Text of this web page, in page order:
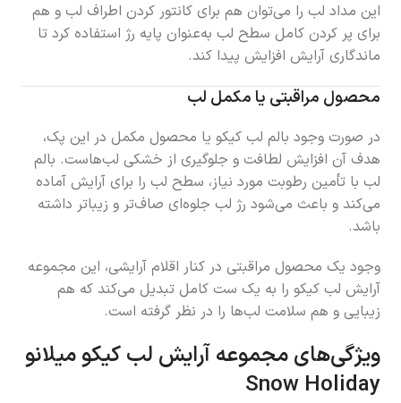
این مداد لب را می‌توان هم برای کانتور کردن اطراف لب و هم
برای پر کردن کامل سطح لب به‌عنوان پایه رژ استفاده کرد تا
ماندگاری آرایش افزایش پیدا کند.
محصول مراقبتی یا مکمل لب
در صورت وجود بالم لب کیکو یا محصول مکمل در این پک،
هدف آن افزایش لطافت و جلوگیری از خشکی لب‌هاست. بالم
لب با تأمین رطوبت مورد نیاز، سطح لب را برای آرایش آماده
می‌کند و باعث می‌شود رژ لب جلوه‌ای صاف‌تر و زیباتر داشته
باشد.
وجود یک محصول مراقبتی در کنار اقلام آرایشی، این مجموعه
آرایش لب کیکو را به یک ست کامل تبدیل می‌کند که هم
زیبایی و هم سلامت لب‌ها را در نظر گرفته است.
ویژگی‌های مجموعه آرایش لب کیکو میلانو
Snow Holiday